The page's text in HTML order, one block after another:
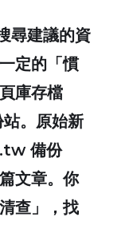
尋建議的資
定的「慣
頁庫存檔
站。原始新
.tw 備份
文章。你
查」，找